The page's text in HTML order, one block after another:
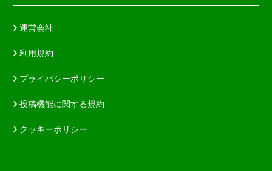
運営会社
利用規約
プライバシーポリシー
投稿機能に関する規約
クッキーポリシー